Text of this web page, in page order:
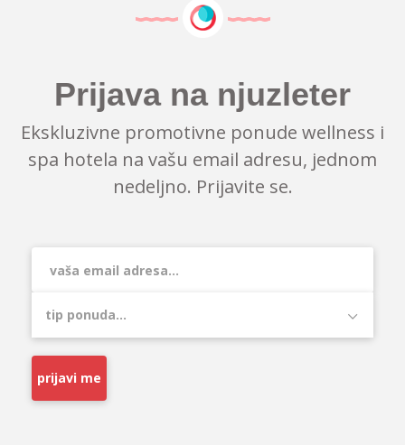
Prijava na njuzleter
Ekskluzivne promotivne ponude wellness i
spa hotela na vašu email adresu, jednom
nedeljno. Prijavite se.
prijavi me